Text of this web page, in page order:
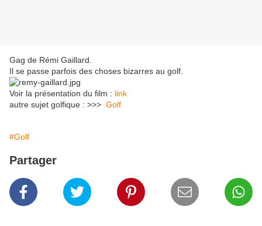
Gag de Rémi Gaillard.
Il se passe parfois des choses bizarres au golf.
Voir la présentation du film : link
autre sujet golfique : >>> Golf
#Golf
Partager